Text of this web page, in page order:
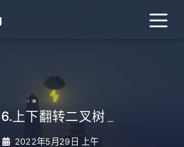
上下翻转二叉树
2022年5月29日 上午